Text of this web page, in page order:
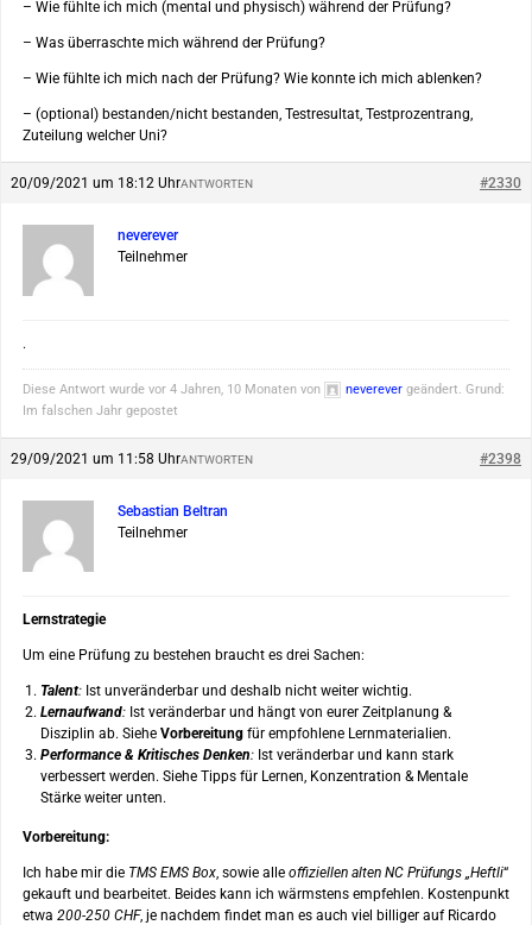
– Wie fühlte ich mich (mental und physisch) während der Prüfung?
– Was überraschte mich während der Prüfung?
– Wie fühlte ich mich nach der Prüfung? Wie konnte ich mich ablenken?
– (optional) bestanden/nicht bestanden, Testresultat, Testprozentrang,
Zuteilung welcher Uni?
20/09/2021 um 18:12 Uhr #2330
ANTWORTEN
neverever
Teilnehmer
.
Diese Antwort wurde vor 4 Jahren, 10 Monaten von neverever geändert. Grund:
Im falschen Jahr gepostet
29/09/2021 um 11:58 Uhr #2398
ANTWORTEN
Sebastian Beltran
Teilnehmer
Lernstrategie
Um eine Prüfung zu bestehen braucht es drei Sachen:
Talent: Ist unveränderbar und deshalb nicht weiter wichtig.
Lernaufwand: Ist veränderbar und hängt von eurer Zeitplanung &
Disziplin ab. Siehe Vorbereitung für empfohlene Lernmaterialien.
Performance & Kritisches Denken: Ist veränderbar und kann stark
verbessert werden. Siehe Tipps für Lernen, Konzentration & Mentale
Stärke weiter unten.
Vorbereitung:
Ich habe mir die TMS EMS Box , sowie alle offiziellen alten NC Prüfungs „Heftli“
gekauft und bearbeitet. Beides kann ich wärmstens empfehlen. Kostenpunkt
etwa 200-250 CHF, je nachdem findet man es auch viel billiger auf Ricardo